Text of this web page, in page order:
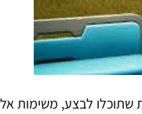
לבצע, משימות